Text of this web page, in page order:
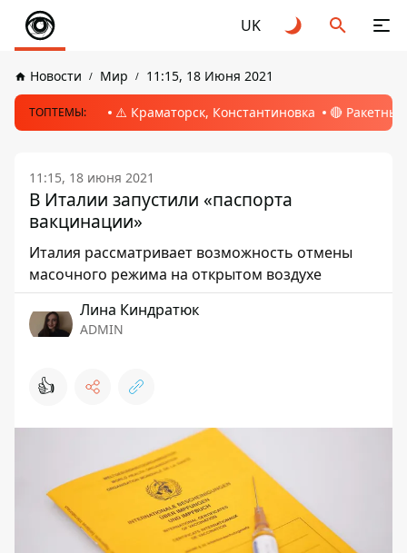
UK
Новости Мир 11:15, 18 Июня 2021
ТОПТЕМЫ: ⚠️ Краматорск, Константиновка 🔴
11:15, 18 июня 2021
В Италии запустили «паспорта
вакцинации»
Италия рассматривает возможность отмены
масочного режима на открытом воздухе
Лина Киндратюк
ADMIN
👍